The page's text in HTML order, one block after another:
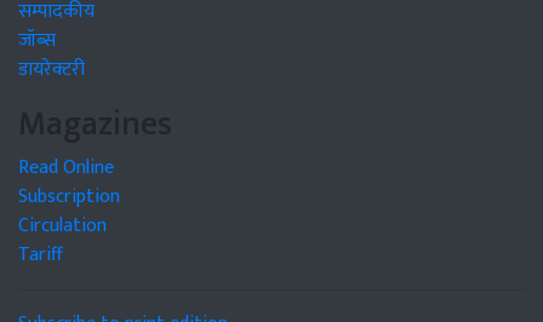
सम्पादकीय
जॉब्स
डायरेक्टरी
Magazines
Read Online
Subscription
Circulation
Tariff